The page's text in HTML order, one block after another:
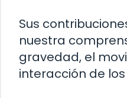
Sus
nuestra
gravedad, el
interacción de